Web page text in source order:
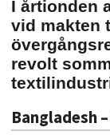
I årtionden
vid makten
revolt
Bangladesh